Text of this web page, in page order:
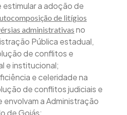
estimular a adoção de
de litígios
administrativas no
Pública estadual,
de conflitos e
e institucional;
e celeridade na
de conflitos judiciais e
envolvam a Administração